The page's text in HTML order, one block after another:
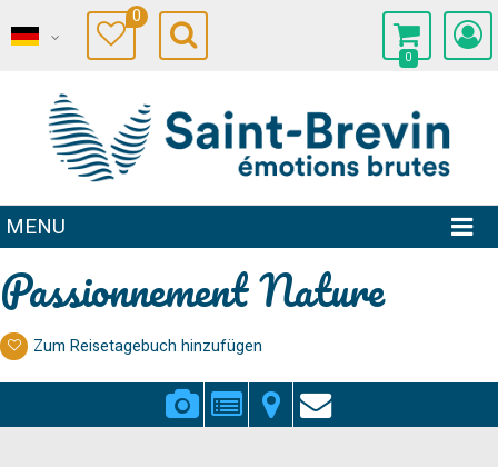
0
0
MENU
Passionnement Nature
Zum Reisetagebuch hinzufügen